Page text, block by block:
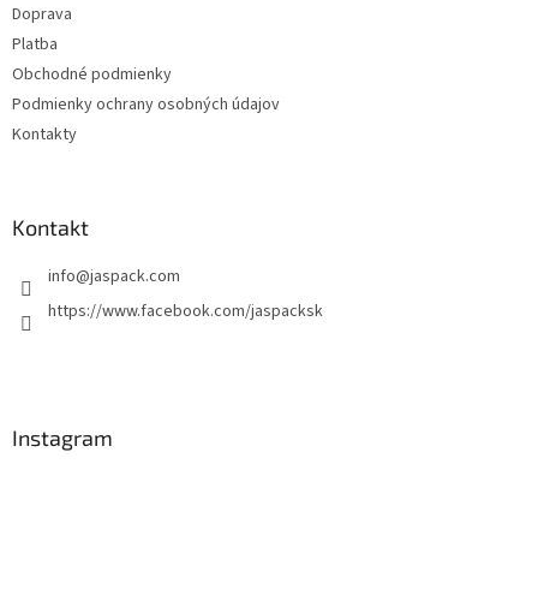
Doprava
Platba
Obchodné podmienky
Podmienky ochrany osobných údajov
Kontakty
Kontakt
info@jaspack.com
https://www.facebook.com/jaspacksk
Instagram